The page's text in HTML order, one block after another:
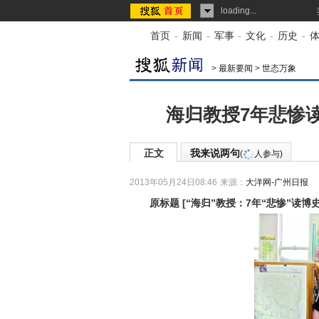
loading...
首页 - 新闻 - 军事 - 文化 - 历史 -
> 最新要闻 > 世态万象
海归教授7年悲惨
正文 我来说两句( 人参与)
2013年05月24日08:46 来源： 大洋网-广州日报
原标题 [“海归”教授：7年“悲惨”读博